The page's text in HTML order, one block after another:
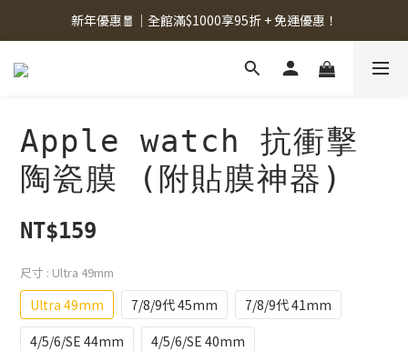
新年優惠🧧｜全館滿$1000享95折 + 免運優惠！
Apple watch 抗衝擊
陶瓷膜 (附貼膜神器)
NT$159
尺寸 : Ultra 49mm
Ultra 49mm 7/8/9代 45mm
7/8/9代 41mm
4/5/6/SE 44mm
4/5/6/SE 40mm